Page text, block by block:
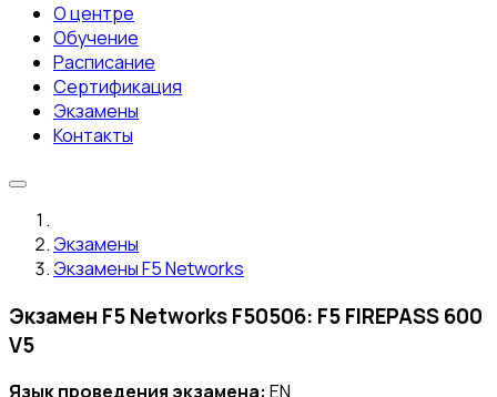
О центре
Обучение
Расписание
Сертификация
Экзамены
Контакты
Экзамены
Экзамены F5 Networks
Экзамен F5 Networks F50506: F5 FIREPASS 600
V5
Язык проведения экзамена: EN